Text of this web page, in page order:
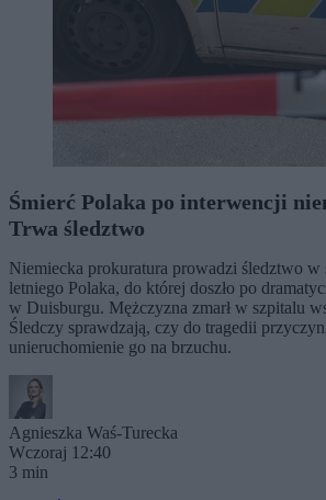
Śmierć Polaka po interwencji
Trwa śledztwo
Niemiecka prokuratura prowadzi śledztwo w
letniego Polaka, do której doszło po
w Duisburgu. Mężczyzna zmarł w szpitalu
Śledczy sprawdzają, czy do tragedii
unieruchomienie go na brzuchu.
Agnieszka Waś-Turecka
Wczoraj 12:40
3 min